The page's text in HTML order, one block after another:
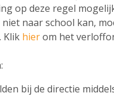
op deze regel
naar school kan,
Klik hierom het
bij de directie